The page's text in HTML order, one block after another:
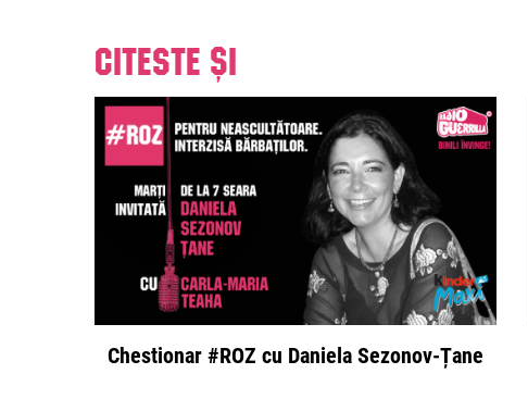
Citeste și
Chestionar #ROZ cu Daniela Sezonov-Țane